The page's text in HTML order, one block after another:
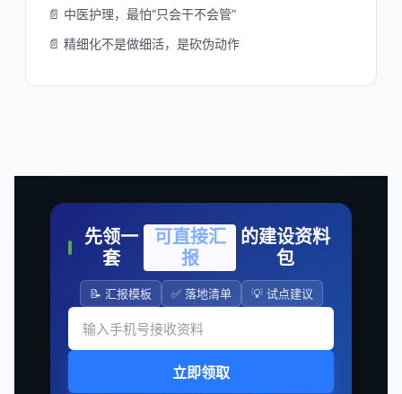
📄 中医护理，最怕“只会干不会管”
📄 精细化不是做细活，是砍伪动作
先领一
套
可直接汇
报
的建设资料
包
📝 汇报模板 ✅ 落地清单 💡 试点建议
立即领取